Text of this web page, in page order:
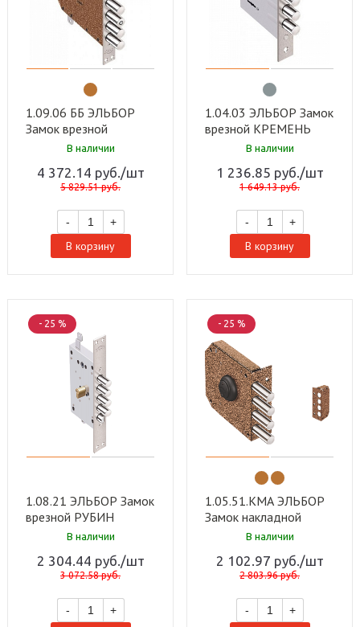
1.09.06 ББ ЭЛЬБОР
Замок врезной
САПФИР никель, (Без
В наличии
4 372.14 руб. /шт
5 829.51руб.
- +
В корзину
1.04.03 ЭЛЬБОР Замок
врезной КРЕМЕНЬ
никель, сувальдный
16мм (20)
В наличии
1 236.85 руб. /шт
1 649.13руб.
- +
В корзину
- 25 %
1.08.21 ЭЛЬБОР Замок
врезной РУБИН
никель, под цилиндр ст
фалевую ручку (5 шт)
В наличии
2 304.44 руб. /шт
3 072.58руб.
- +
- 25 %
1.05.51.КМА ЭЛЬБОР
Замок накладной
БАЗАЛЬТ ник, сувальд,
мед, запор короб (10
В наличии
2 102.97 руб. /шт
2 803.96руб.
- +